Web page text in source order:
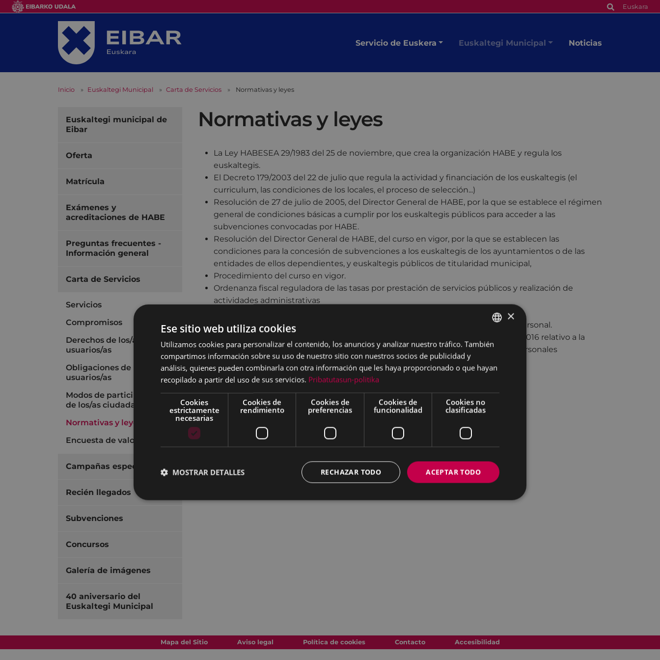
Euskara
Servicio de Euskera Euskaltegi Municipal Noticias
Inicio Euskaltegi Municipal Carta de Servicios Normativas y leyes
Normativas y leyes
La Ley HABESEA 29/1983 del 25 de noviembre, que crea la organización HABE y regula los
euskaltegis.
El Decreto 179/2003 del 22 de julio que regula la actividad y financiación de los euskaltegis (el
curriculum, las condiciones de los locales, el proceso de selección...)
Resolución de 27 de julio de 2005, del Director General de HABE, por la que se establece el régimen
general de condiciones básicas a cumplir por los euskaltegis públicos para acceder a las
subvenciones convocadas por HABE.
Resolución del Director General de HABE, del curso en vigor, por la que se establecen las
condiciones para la concesión de subvenciones a los euskaltegis de los ayuntamientos o de las
entidades de ellos dependientes, y euskaltegis públicos de titularidad municipal,
Procedimiento del curso en vigor.
Ordenanza fiscal reguladora de las tasas por prestación de servicios públicos y realización de
actividades administrativas
Ley Orgánica 15/1999, de 13 de diciembre, de Protección de Datos de Carácter Personal.
Reglamento 2016/679 Del Parlamento Europeo y del Consejo de 27 de abril de 2016 relativo a la
protección de las personas físicas en lo que respecta al tratamiento de datos personales
Ordenanza del Euskara.
Euskaltegi municipal de
Eibar
Oferta
Matrícula
Exámenes y
acreditaciones de HABE
Preguntas frecuentes -
Información general
Carta de Servicios
Servicios
Compromisos
Derechos de los/as
usuarios/as
Obligaciones de los/as
usuarios/as
Modos de participación
de los/as ciudadanos/as
Normativas y leyes
Encuesta de valoración
Campañas especiales
Recién llegados
Subvenciones
Concursos
Galería de imágenes
40 aniversario del
Euskaltegi Municipal
Mapa del Sitio Aviso legal Política de cookies Contacto Accesibilidad
BASQUE
×
Ese sitio web utiliza cookies
Utilizamos cookies para personalizar el contenido, los anuncios y analizar nuestro tráfico. También
compartimos información sobre su uso de nuestro sitio con nuestros socios de publicidad y
análisis, quienes pueden combinarla con otra información que les haya proporcionado o que hayan
recopilado a partir del uso de sus servicios. Pribatutasun-politika
Cookies
estrictamente
necesarias
Cookies de
rendimiento
Cookies de
preferencias
Cookies de
funcionalidad
Cookies no
clasificadas
ACEPTAR TODO
RECHAZAR TODO
MOSTRAR DETALLES